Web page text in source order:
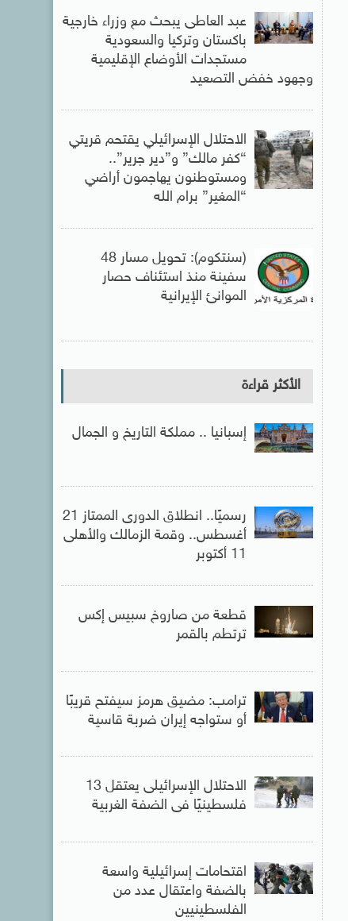
عبد العاطى يبحث مع وزراء خارجية
باكستان وتركيا والسعودية
مستجدات الأوضاع الإقليمية
وجهود خفض التصعيد
الاحتلال الإسرائيلي يقتحم قريتي
“كفر مالك” و”دير جرير”..
ومستوطنون يهاجمون أراضي
“المغير” برام الله
(سنتكوم): تحويل مسار 48
سفينة منذ استئناف حصار
الموانئ الإيرانية
الأكثر قراءة
إسبانيا .. مملكة التاريخ و الجمال
رسميًا.. انطلاق الدورى الممتاز 21
أغسطس.. وقمة الزمالك والأهلى
11 أكتوبر
قطعة من صاروخ سبيس إكس
ترتطم بالقمر
ترامب: مضيق هرمز سيفتح قريبًا
أو ستواجه إيران ضربة قاسية
الاحتلال الإسرائيلى يعتقل 13
فلسطينيًا فى الضفة الغربية
اقتحامات إسرائيلية واسعة
بالضفة واعتقال عدد من
الفلسطينيين